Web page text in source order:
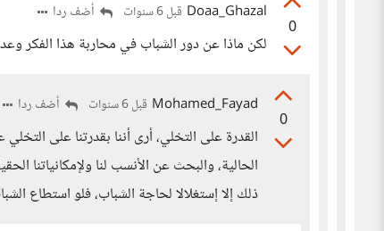
0
Doaa_Ghazal قبل 6 سنوات أضف ردا
لكن ماذا عن دور الشباب في محاربة هذا الفكر
0
Mohamed_Fayad قبل 6 سنوات أضف ردا
القدرة على التخلي، أرى أننا بقدرتنا على
الحالية، والبحث عن الأنسب لنا ولإمكانياتنا
ذلك إلا إستغلالا لحاجة الشباب، فلو استطاع